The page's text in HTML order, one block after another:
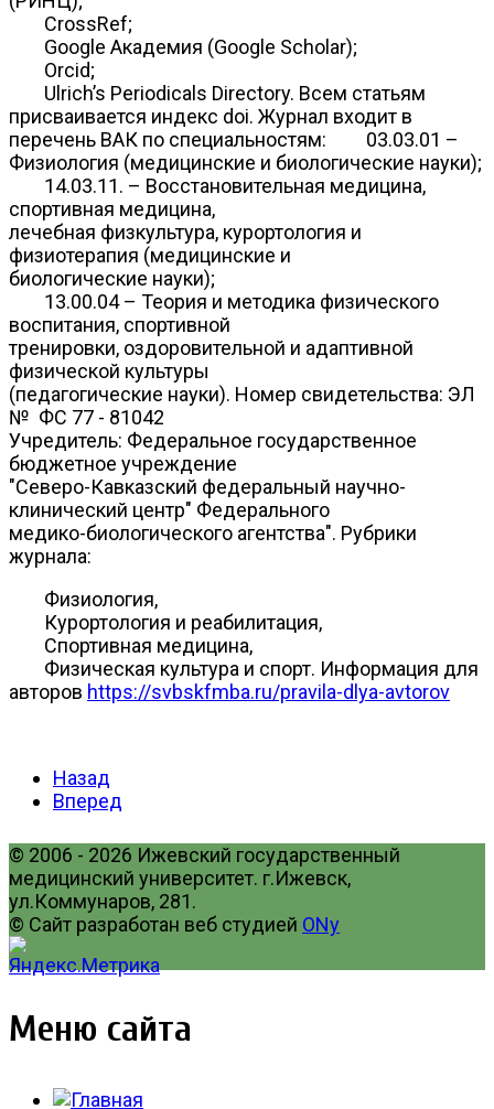
CrossRef;
Google Академия (Google Scholar);
Orcid;
Ulrich’s Periodicals Directory. Всем статьям
присваивается индекс doi. Журнал входит в
перечень ВАК по специальностям: 03.03.01 –
Физиология (медицинские и биологические науки);
14.03.11. – Восстановительная медицина,
спортивная медицина,
лечебная физкультура, курортология и
физиотерапия (медицинские и
биологические науки);
13.00.04 – Теория и методика физического
воспитания, спортивной
тренировки, оздоровительной и адаптивной
физической культуры
(педагогические науки). Номер свидетельства: ЭЛ
№ ФС 77 - 81042
Учредитель: Федеральное государственное
бюджетное учреждение
"Северо-Кавказский федеральный научно-
клинический центр" Федерального
медико-биологического агентства". Рубрики
журнала:
Физиология,
Курортология и реабилитация,
Спортивная медицина,
Физическая культура и спорт. Информация для
авторов https://svbskfmba.ru/pravila-dlya-avtorov
Назад
Вперед
© 2006 - 2026 Ижевский государственный
медицинский университет. г.Ижевск,
ул.Коммунаров, 281.
© Сайт разработан веб студией ONy
Меню сайта